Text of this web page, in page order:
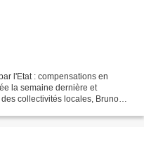
l'Etat : compensations en
la semaine dernière et
collectivités locales, Bruno